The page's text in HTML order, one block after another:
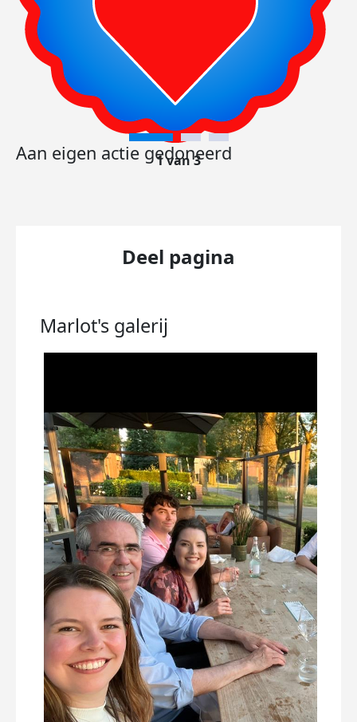
Aan eigen actie gedoneerd
1 van 3
Deel pagina
Marlot's galerij